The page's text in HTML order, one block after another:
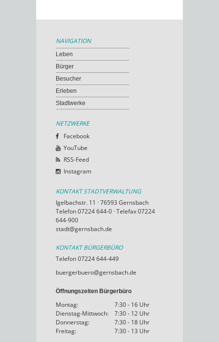
NAVIGATION
Leben
Bürger
Besucher
Erleben
Stadtwerke
NETZWERKE
Facebook
YouTube
RSS-Feed
Instagram
KONTAKT STADTVERWALTUNG
Igelbachstr. 11 · 76593 Gernsbach
Telefon 07224 644-0 · Telefax 07224
644-900
stadt@gernsbach.de
KONTAKT BÜRGERBÜRO
Telefon 07224 644-449
buergerbuero@gernsbach.de
Öffnungszeiten Bürgerbüro
Montag:
7:30 - 16 Uhr
Dienstag-Mittwoch:
7:30 - 12 Uhr
Donnerstag:
7:30 - 18 Uhr
Freitag:
7:30 - 13 Uhr